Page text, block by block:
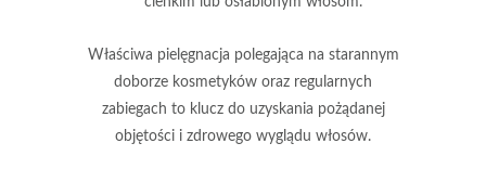
Właściwa pielęgnacja polegająca na starannym
doborze kosmetyków oraz regularnych
zabiegach to klucz do uzyskania pożądanej
objętości i zdrowego wyglądu włosów.